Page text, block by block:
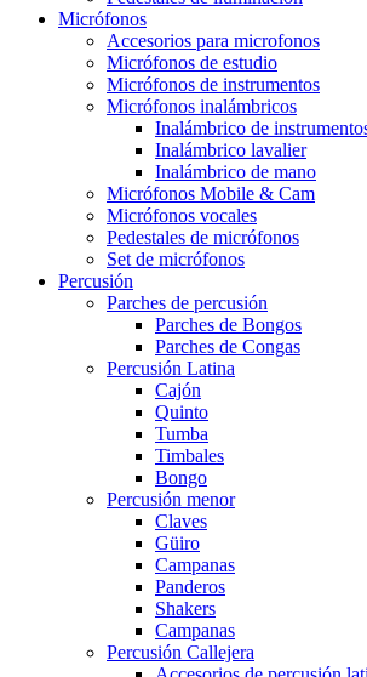
Micrófonos
Accesorios para microfonos
Micrófonos de estudio
Micrófonos de instrumentos
Micrófonos inalámbricos
Inalámbrico de
Inalámbrico lavalier
Inalámbrico de mano
Micrófonos Mobile & Cam
Micrófonos vocales
Pedestales de micrófonos
Set de micrófonos
Percusión
Parches de percusión
Parches de Bongos
Parches de Congas
Percusión Latina
Cajón
Quinto
Tumba
Timbales
Bongo
Percusión menor
Claves
Güiro
Campanas
Panderos
Shakers
Campanas
Percusión Callejera